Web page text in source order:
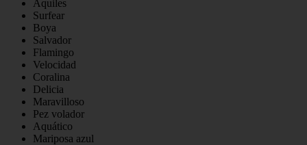
Aquiles
Surfear
Boya
Salvador
Flamingo
Velocidad
Coralina
Delicia
Maravilloso
Pez volador
Aquático
Mariposa azul